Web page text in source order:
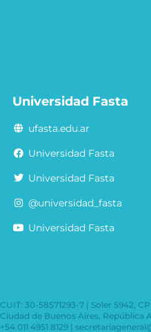
Universidad Fasta
ufasta.edu.ar
Universidad Fasta
Universidad Fasta
@universidad_fasta
Universidad Fasta
CUIT: 30-58571293-7 | Soler 5942, CP
Ciudad de Buenos Aires, República
+54 011 4951 8129 |